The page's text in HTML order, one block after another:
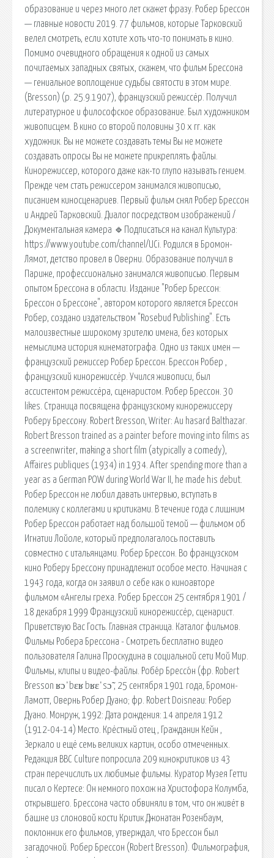
образование и через много лет скажет фразу. Робер Брессон
— главные новости 2019. 77 фильмов, которые Тарковский
велел смотреть, если хотите хоть что-то понимать в кино.
Помимо очевидного обращения к одной из самых
почитаемых западных святых, скажем, что фильм Брессона
— гениальное воплощение судьбы святости в этом мире.
(Bresson) (р. 25.9.1907), французский режиссёр. Получил
литературное и философское образование. Был художником
живописцем. В кино со второй половины 30 х гг. как
художник. Вы не можете создавать темы Вы не можете
создавать опросы Вы не можете прикреплять файлы.
Кинорежиссер, которого даже как-то глупо называть гением.
Прежде чем стать режиссером занимался живописью,
писанием киносценариев. Первый фильм снял Робер Брессон
и Андрей Тарковский. Диалог посредством изображений /
Документальная камера 🔹Подписаться на канал Культура:
https://www.youtube.com/channel/UCi. Родился в Бромон-
Лямот, детство провел в Оверни. Образование получил в
Париже, профессионально занимался живописью. Первым
опытом Брессона в области. Издание "Робер Брессон:
Брессон о Брессоне", автором которого является Брессон
Робер, создано издательством "Rosebud Publishing". Есть
малоизвестные широкому зрителю имена, без которых
немыслима история кинематографа. Одно из таких имен —
французский режиссер Робер Брессон. Брессон Робер ,
французский кинорежиссёр. Учился живописи, был
ассистентом режиссёра, сценаристом. Робер Брессон. 30
likes. Страница посвящена французскому кинорежиссеру
Роберу Брессону. Robert Bresson, Writer: Au hasard Balthazar.
Robert Bresson trained as a painter before moving into films as
a screenwriter, making a short film (atypically a comedy),
Affaires publiques (1934) in 1934. After spending more than a
year as a German POW during World War II, he made his debut.
Робер Брессон не любил давать интервью, вступать в
полемику с коллегами и критиками. В течение года с лишним
Робер Брессон работает над большой темой — фильмом об
Игнатии Лойоле, который предполагалось поставить
совместно с итальянцами. Робер Брессон. Во французском
кино Роберу Брессону принадлежит особое место. Начиная с
1943 года, когда он заявил о себе как о киноавторе
фильмом «Ангелы греха. Робер Брессон 25 сентября 1901 /
18 декабря 1999 Французский кинорежиссёр, сценарист.
Приветствую Вас Гость. Главная страница. Каталог фильмов.
Фильмы Робера Брессона - Смотреть бесплатно видео
пользователя Галина Проскудина в социальной сети Мой Мир.
Фильмы, клипы и видео-файлы. Робе́р Брессо́н (фр. Robert
Bresson ʁɔˈbɛʁ bʁɛˈsɔ̃ , 25 сентября 1901 года, Бромон-
Ламотт, Овернь Робер Дуано; фр. Robert Doisneau: Робер
Дуано. Монруж, 1992: Дата рождения: 14 апреля 1912
(1912-04-14) Место. Крёстный отец , Гражданин Кейн ,
Зеркало и ещё семь великих картин, особо отмеченных.
Редакция BBC Culture попросила 209 кинокритиков из 43
стран перечислить их любимые фильмы. Куратор Музея Гетти
писал о Кертесе: Он немного похож на Христофора Колумба,
открывшего. Брессона часто обвиняли в том, что он живёт в
башне из слоновой кости Критик Джонатан Розенбаум,
поклонник его фильмов, утверждал, что Брессон был
загадочной. Робер Брессон (Robert Bresson). Фильмография,